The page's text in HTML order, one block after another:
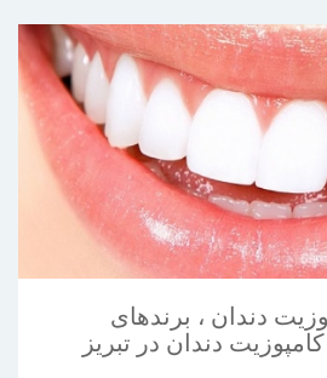
دندان ، برندهای
دندان در تبریز